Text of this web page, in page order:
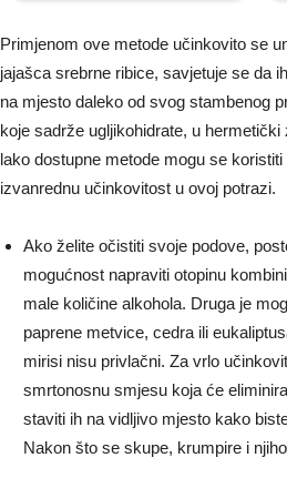
Primjenom ove metode učinkovito se
jajašca srebrne ribice, savjetuje se da
na mjesto daleko od svog stambenog
koje sadrže ugljikohidrate, u
lako dostupne metode mogu se
izvanrednu učinkovitost u ovoj potrazi.
Ako želite očistiti svoje podove,
mogućnost napraviti otopinu
male količine alkohola. Druga je
paprene metvice, cedra ili
mirisi nisu privlačni. Za vrlo
smrtonosnu smjesu koja će
staviti ih na vidljivo mjesto kako
Nakon što se skupe, krumpire i